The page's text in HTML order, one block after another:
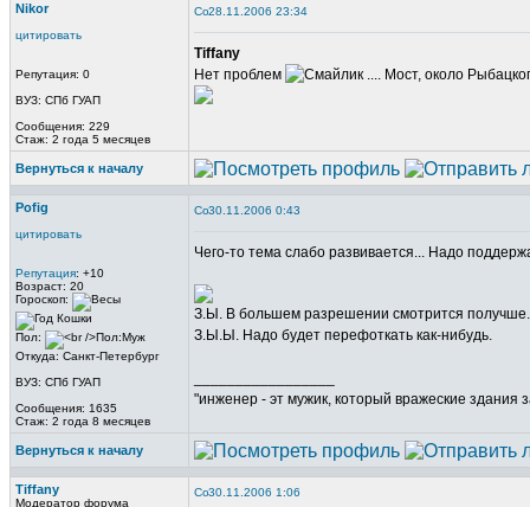
Nikor
цитировать
Репутация: 0
ВУЗ: СПб ГУАП
Сообщения: 229
Стаж: 2 года 5 месяцев
28.11.2006 23:34
Tiffany
Нет проблем
.... Мост, около
Вернуться к началу
Pofig
цитировать
Репутация: +10
Возраст: 20
Гороскоп:
Пол:
Откуда: Санкт-Петербург
ВУЗ: СПб ГУАП
Сообщения: 1635
Стаж: 2 года 8 месяцев
30.11.2006 0:43
Чего-то тема слабо развивается... Надо
З.Ы. В большем разрешении смотрится получше.
З.Ы.Ы. Надо будет перефоткать как-нибудь.
"инженер - эт мужик, который вражеские здания
Вернуться к началу
Tiffany
Модератор форума
30.11.2006 1:06